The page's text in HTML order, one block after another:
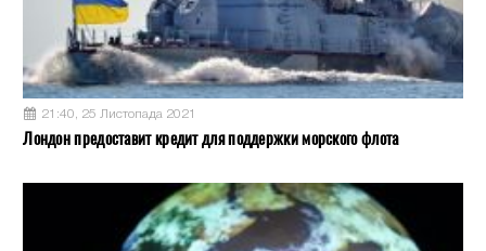
21:40, 25 Листопада 2021
Лондон предоставит кредит для поддержки морского флота